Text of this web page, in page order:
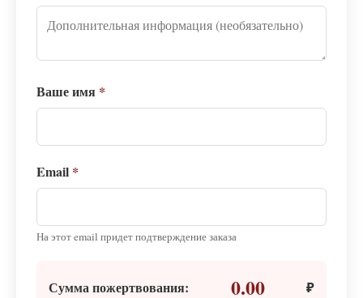
Ваше имя *
Email *
На этот email придет подтверждение заказа
Сумма пожертвования: 0.00 ₽